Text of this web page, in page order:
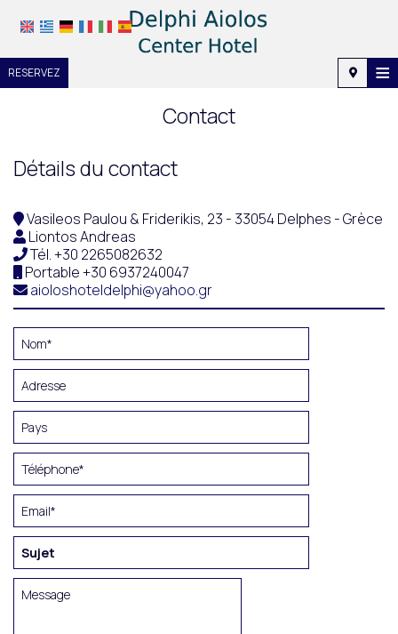
≡
RESERVEZ
Accueil
Hébergement
Équipements
Galerie photo
Demande
Contact
Contact
Détails du contact
Vasileos Paulou & Friderikis, 23 - 33054 Delphes - Grèce
Liontos Andreas
Tél.+30 2265082632
Portable+30 6937240047
aioloshoteldelphi@yahoo.gr